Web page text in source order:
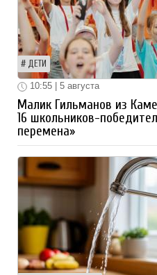
ДЕТИ
10:55 | 5 августа
Малик Гильманов из
16 школьников-
перемена»